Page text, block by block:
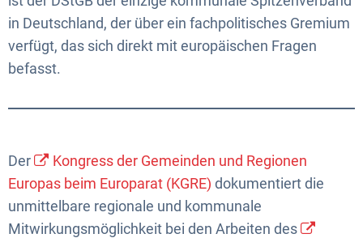
in Deutschland, der über ein fachpolitisches Gremium
verfügt, das sich direkt mit europäischen Fragen
befasst.
Der
Kongress der Gemeinden und Regionen
Europas beim Europarat (KGRE) dokumentiert die
unmittelbare regionale und kommunale
Mitwirkungsmöglichkeit bei den Arbeiten des